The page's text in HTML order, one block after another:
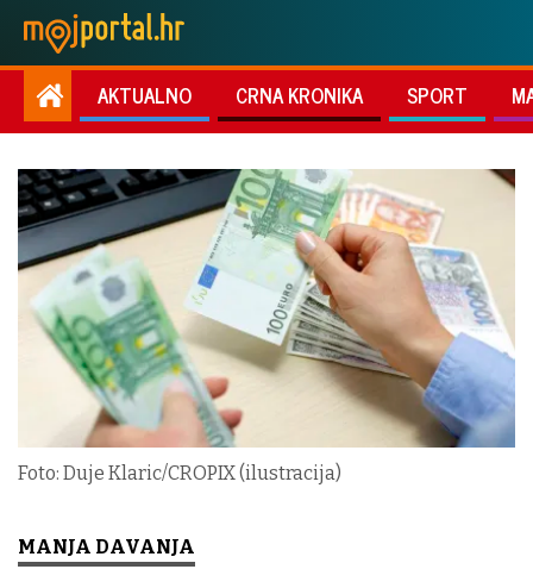
AKTUALNO CRNA KRONIKA SPORT
Foto: Duje Klaric/CROPIX (ilustracija)
MANJA DAVANJA